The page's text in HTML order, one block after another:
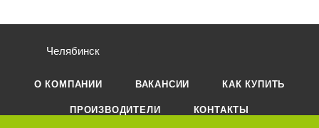
Челябинск
О КОМПАНИИ ВАКАНСИИ КАК КУПИТЬ
ПРОИЗВОДИТЕЛИ КОНТАКТЫ